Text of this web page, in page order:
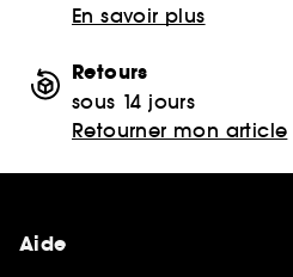
En savoir plus
Retours
sous 14 jours
Retourner mon article
Aide